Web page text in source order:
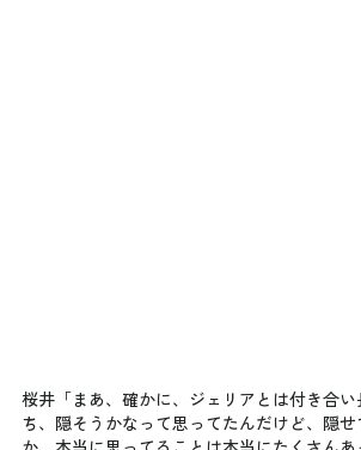
桜井「まあ、確かに、ジェリアとは付き合
ち、隠そうかなって思ってたんだけど、隠